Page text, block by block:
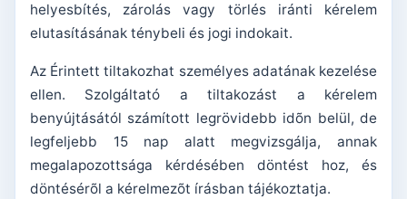
helyesbítés, zárolás vagy törlés iránti kérelem
elutasításának ténybeli és jogi indokait.
Az Érintett tiltakozhat személyes adatának kezelése
ellen. Szolgáltató a tiltakozást a kérelem
benyújtásától számított legrövidebb idõn belül, de
legfeljebb 15 nap alatt megvizsgálja, annak
megalapozottsága kérdésében döntést hoz, és
döntésérõl a kérelmezõt írásban tájékoztatja.